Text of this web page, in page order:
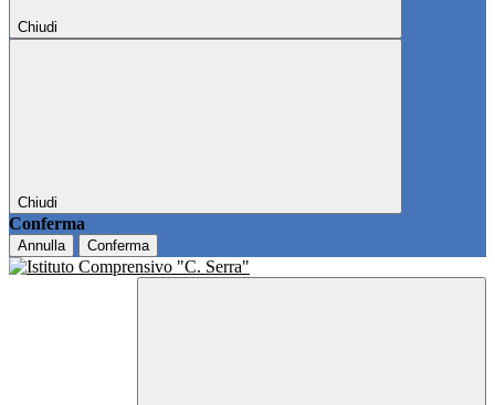
Chiudi
Chiudi
Conferma
Annulla Conferma